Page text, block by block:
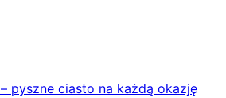
pyszne ciasto na każdą okazję